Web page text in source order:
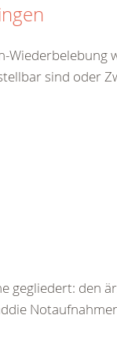
sind oder
gegliedert: den